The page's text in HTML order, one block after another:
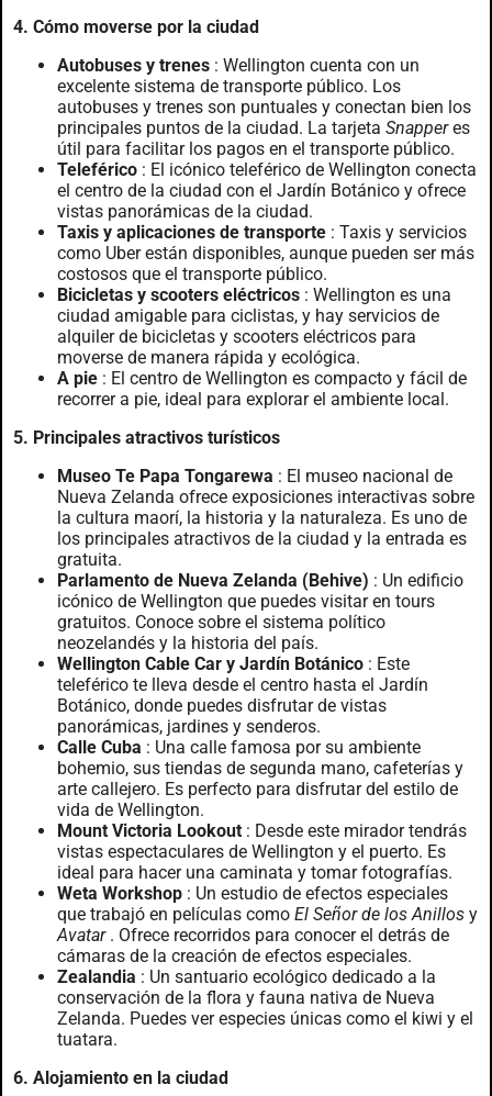
4. Cómo moverse por la ciudad
Autobuses y trenes : Wellington cuenta con un
excelente sistema de transporte público. Los
autobuses y trenes son puntuales y conectan bien los
principales puntos de la ciudad. La tarjeta Snapperes
útil para facilitar los pagos en el transporte público.
Teleférico : El icónico teleférico de Wellington conecta
el centro de la ciudad con el Jardín Botánico y ofrece
vistas panorámicas de la ciudad.
Taxis y aplicaciones de transporte : Taxis y servicios
como Uber están disponibles, aunque pueden ser más
costosos que el transporte público.
Bicicletas y scooters eléctricos : Wellington es una
ciudad amigable para ciclistas, y hay servicios de
alquiler de bicicletas y scooters eléctricos para
moverse de manera rápida y ecológica.
A pie : El centro de Wellington es compacto y fácil de
recorrer a pie, ideal para explorar el ambiente local.
5. Principales atractivos turísticos
Museo Te Papa Tongarewa : El museo nacional de
Nueva Zelanda ofrece exposiciones interactivas sobre
la cultura maorí, la historia y la naturaleza. Es uno de
los principales atractivos de la ciudad y la entrada es
gratuita.
Parlamento de Nueva Zelanda (Behive) : Un edificio
icónico de Wellington que puedes visitar en tours
gratuitos. Conoce sobre el sistema político
neozelandés y la historia del país.
Wellington Cable Car y Jardín Botánico : Este
teleférico te lleva desde el centro hasta el Jardín
Botánico, donde puedes disfrutar de vistas
panorámicas, jardines y senderos.
Calle Cuba : Una calle famosa por su ambiente
bohemio, sus tiendas de segunda mano, cafeterías y
arte callejero. Es perfecto para disfrutar del estilo de
vida de Wellington.
Mount Victoria Lookout : Desde este mirador tendrás
vistas espectaculares de Wellington y el puerto. Es
ideal para hacer una caminata y tomar fotografías.
Weta Workshop : Un estudio de efectos especiales
que trabajó en películas como El Señor de los Anillos y
Avatar. Ofrece recorridos para conocer el detrás de
cámaras de la creación de efectos especiales.
Zealandia : Un santuario ecológico dedicado a la
conservación de la flora y fauna nativa de Nueva
Zelanda. Puedes ver especies únicas como el kiwi y el
tuatara.
6. Alojamiento en la ciudad